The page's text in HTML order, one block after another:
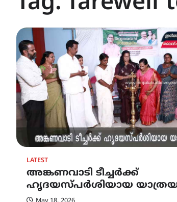
LATEST
അങ്കണവാടി ടീച്ചർക്ക്
ഹൃദയസ്പർശിയായ